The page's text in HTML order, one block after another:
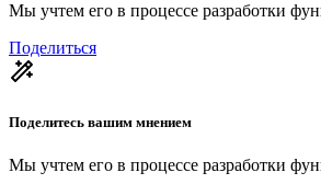
Мы учтем его в процессе разработки
Поделиться
Поделитесь вашим мнением
Мы учтем его в процессе разработки